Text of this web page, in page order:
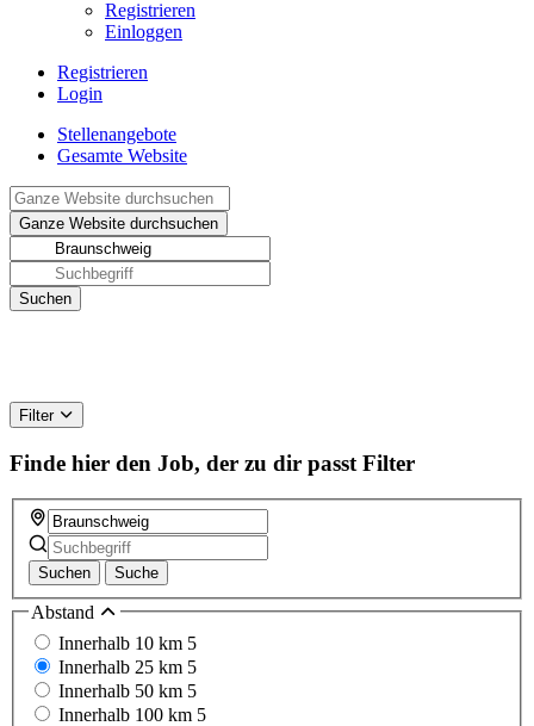
Registrieren
Einloggen
Registrieren
Login
Stellenangebote
Gesamte Website
Filter
Finde hier den Job, der zu dir passt Filter
Suchen Suche
Abstand
Innerhalb 10 km 5
Innerhalb 25 km 5
Innerhalb 50 km 5
Innerhalb 100 km 5